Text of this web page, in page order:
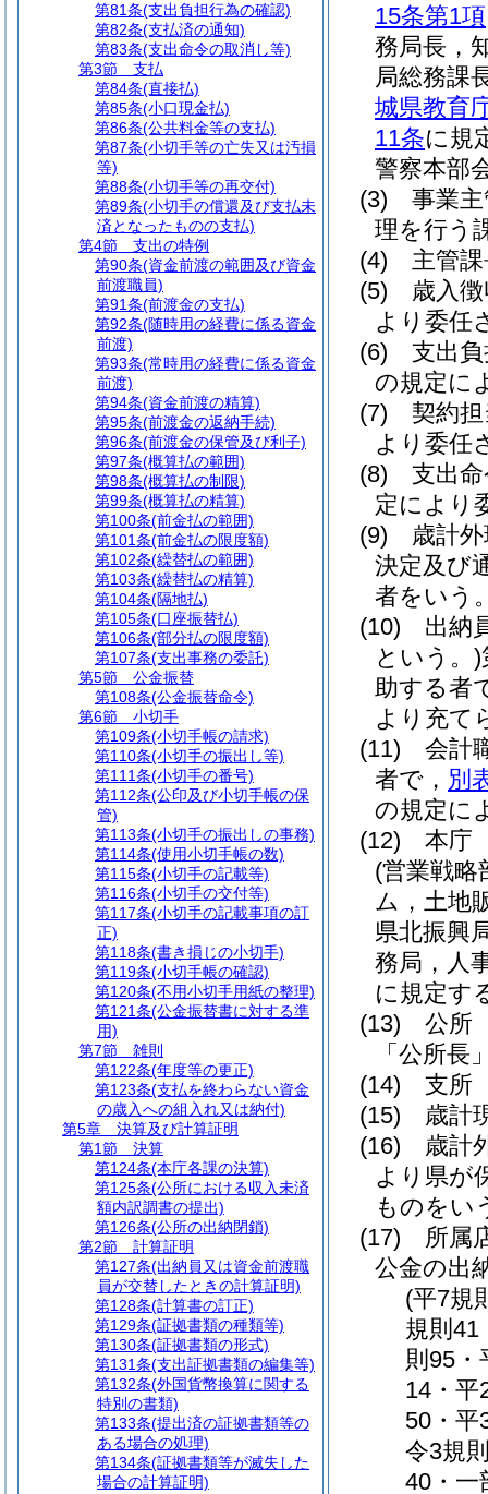
15条第1項
務局長，
局総務課
城県教育
11条に規
警察本部
(3)
事業
理を行う
(4)
主管
(5)
歳入
より委任
(6)
支出
の規定に
(7)
契約
より委任
(8)
支出
定により
(9)
歳計
決定及び
者をいう
(10)
出納
という。)
助する者
より充て
(11)
会計
者で， 別
の規定に
(12)
本
(営業戦略
ム，土地
県北振興
務局，人
に規定す
(13)
公所
「公所長
(14)
支
(15)
歳計
(16)
歳計
より県が
ものをい
(17)
所属
公金の出
(平7規
規則41
則95・
14・平
50・平
令3規
40・一
第81条(支出負担行為の確認)
第82条(支払済の通知)
第83条(支出命令の取消し等)
第3節
支払
第84条(直接払)
第85条(小口現金払)
第86条(公共料金等の支払)
第87条(小切手等の亡失又は汚損
等)
第88条(小切手等の再交付)
第89条(小切手の償還及び支払未
済となったものの支払)
第4節
支出の特例
第90条(資金前渡の範囲及び資金
前渡職員)
第91条(前渡金の支払)
第92条(随時用の経費に係る資金
前渡)
第93条(常時用の経費に係る資金
前渡)
第94条(資金前渡の精算)
第95条(前渡金の返納手続)
第96条(前渡金の保管及び利子)
第97条(概算払の範囲)
第98条(概算払の制限)
第99条(概算払の精算)
第100条(前金払の範囲)
第101条(前金払の限度額)
第102条(繰替払の範囲)
第103条(繰替払の精算)
第104条(隔地払)
第105条(口座振替払)
第106条(部分払の限度額)
第107条(支出事務の委託)
第5節
公金振替
第108条(公金振替命令)
第6節
小切手
第109条(小切手帳の請求)
第110条(小切手の振出し等)
第111条(小切手の番号)
第112条(公印及び小切手帳の保
管)
第113条(小切手の振出しの事務)
第114条(使用小切手帳の数)
第115条(小切手の記載等)
第116条(小切手の交付等)
第117条(小切手の記載事項の訂
正)
第118条(書き損じの小切手)
第119条(小切手帳の確認)
第120条(不用小切手用紙の整理)
第121条(公金振替書に対する準
用)
第7節
雑則
第122条(年度等の更正)
第123条(支払を終わらない資金
の歳入への組入れ又は納付)
第5章
決算及び計算証明
第1節
決算
第124条(本庁各課の決算)
第125条(公所における収入未済
額内訳調書の提出)
第126条(公所の出納閉鎖)
第2節
計算証明
第127条(出納員又は資金前渡職
員が交替したときの計算証明)
第128条(計算書の訂正)
第129条(証拠書類の種類等)
第130条(証拠書類の形式)
第131条(支出証拠書類の編集等)
第132条(外国貨幣換算に関する
特別の書類)
第133条(提出済の証拠書類等の
ある場合の処理)
第134条(証拠書類等が滅失した
場合の計算証明)